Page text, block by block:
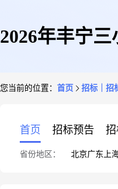
2026年丰宁
您当前的位置： 首页 招标｜招
首页 招标预告
省份地区： 北京广东 上